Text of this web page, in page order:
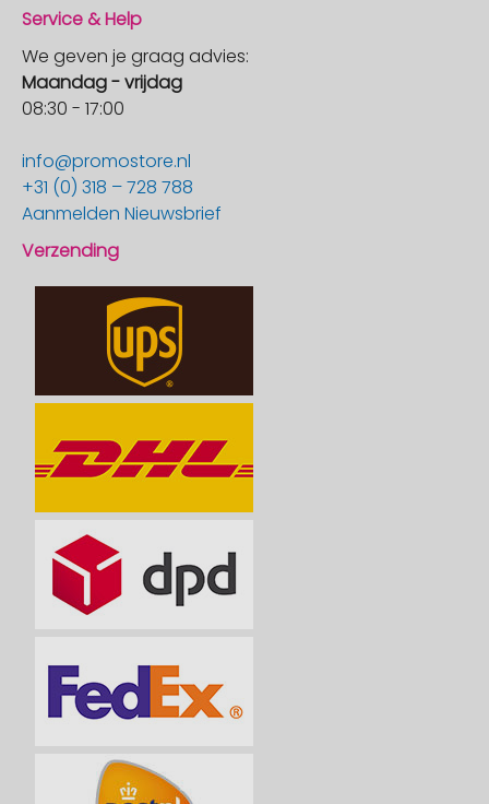
Service & Help
We geven je graag advies:
Maandag - vrijdag
08:30 - 17:00
info@promostore.nl
+31 (0) 318 – 728 788
Aanmelden Nieuwsbrief
Verzending